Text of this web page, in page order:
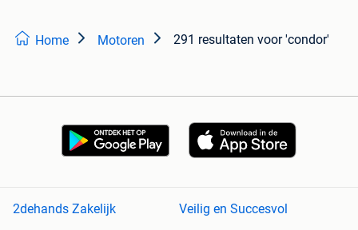
Home Motoren 291 resultaten voor 'condor'
2dehands Zakelijk
Veilig en Succesvol